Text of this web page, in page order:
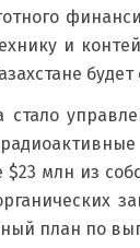
и
стало
млн из
план по